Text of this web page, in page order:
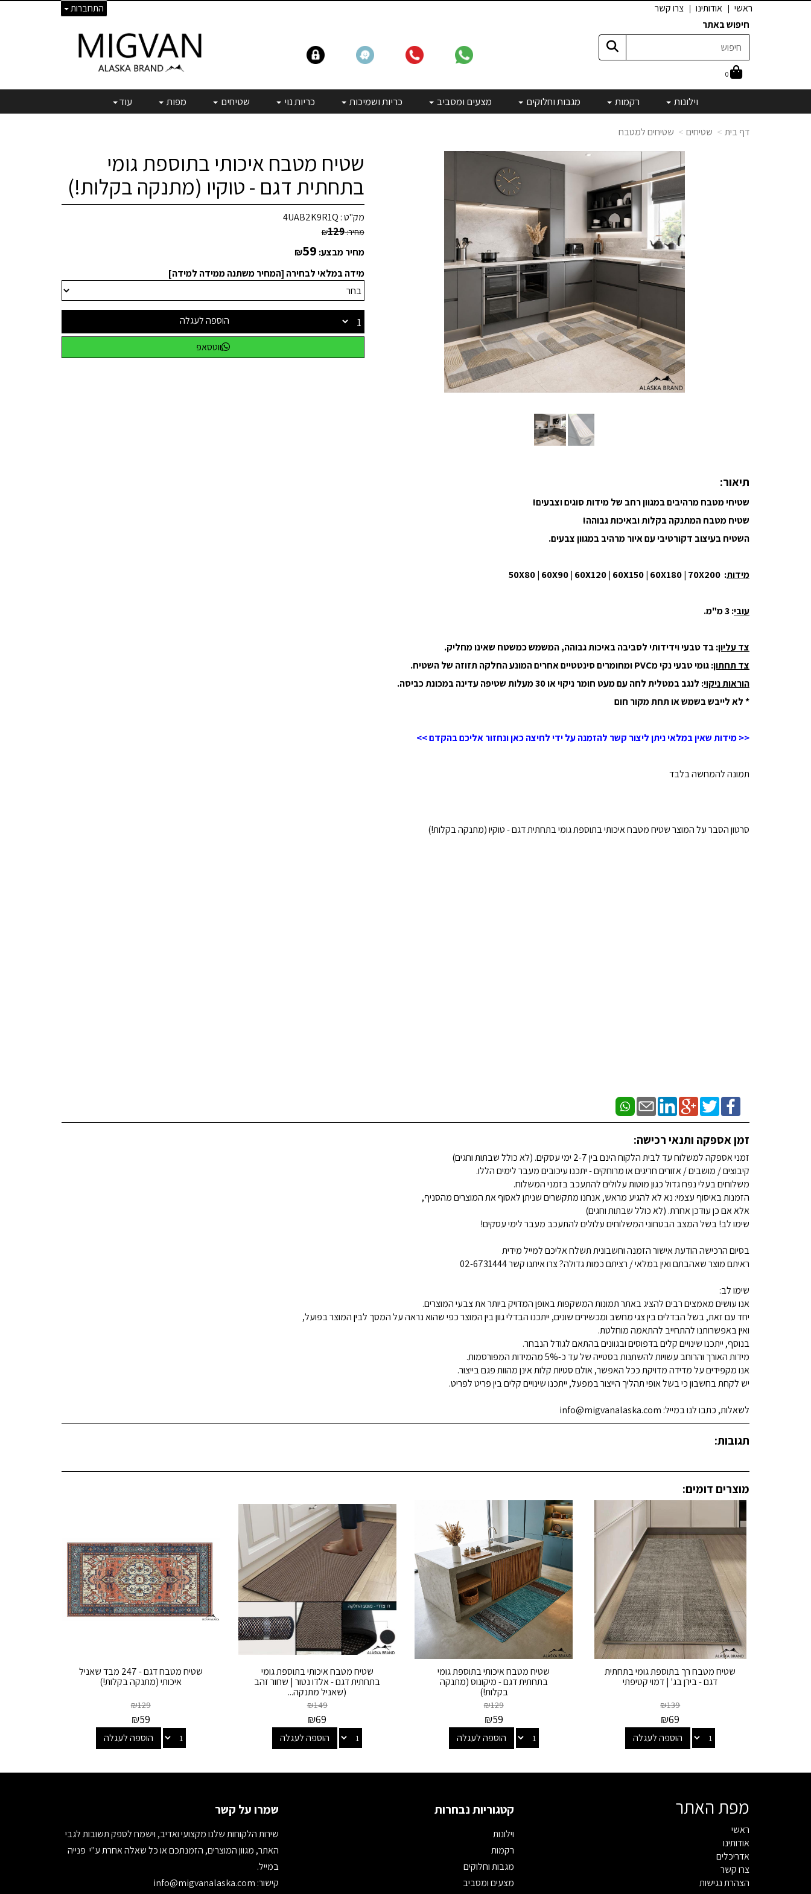
התחברות ראשי אודותינו
צרו קשר
חיפוש באתר
0
וילונות רקמות מגבות וחלוקים מצעים ומסביב כריות ושמיכות כריות נוי שטיחים מפות עוד
דף בית שטיחים שטיחים למטבח
שטיח מטבח איכותי בתוספת גומי
בתחתית דגם - טוקיו (מתנקה בקלות!)
מק"ט : 4UAB2K9R1Q
מחיר: ₪129
מחיר מבצע: ₪59
מידה במלאי לבחירה [המחיר משתנה ממידה למידה]
הוספה לעגלה
ווטסאפ
תיאור:
שטיחי מטבח מרהיבים במגוון רחב של מידות סוגים וצבעים!
שטיח מטבח המתנקה בקלות ובאיכות גבוהה!
השטיח בעיצוב דקורטיבי עם איור מרהיב במגוון צבעים.
מידות: 50X80 | 60X90 | 60X120 | 60X150 | 60X180 | 70X200
עובי: 3 מ"מ.
צד עליון: בד טבעי וידידותי לסביבה באיכות גבוהה, המשמש כמשטח שאינו מחליק.
צד תחתון: גומי טבעי נקי מPVC ומחומרים סינטטיים אחרים המונע החלקה תזוזה של השטיח.
הוראות ניקוי: לנגב במטלית לחה עם מעט חומר ניקוי או 30 מעלות שטיפה עדינה במכונת כביסה.
* לא לייבש בשמש או תחת מקור חום
<< מידות שאין במלאי ניתן ליצור קשר להזמנה על ידי לחיצה כאן ונחזור אליכם בהקדם >>
תמונה להמחשה בלבד
סרטון הסבר על המוצר שטיח מטבח איכותי בתוספת גומי בתחתית דגם - טוקיו (מתנקה בקלות!)
זמן אספקה ותנאי רכישה:
זמני אספקה למשלוח עד לבית הלקוח הינם בין 2-7 ימי עסקים. (לא כולל שבתות וחגים)
קיבוצים / מושבים / אזורים חריגים או מרוחקים - יתכנו עיכובים מעבר לימים הללו.
משלוחים בעלי נפח גדול כגון מוטות עלולים להתעכב בזמני המשלוח.
הזמנות באיסוף עצמי: נא לא להגיע מראש, אנחנו מתקשרים שניתן לאסוף את המוצרים מהסניף,
אלא אם כן עודכן אחרת. (לא כולל שבתות וחגים)
שימו לב! בשל המצב הבטחוני המשלוחים עלולים להתעכב מעבר לימי עסקים!
בסיום הרכישה הודעת אישור הזמנה וחשבונית תשלח אליכם למייל מידית
ראיתם מוצר שאהבתם ואין במלאי / רציתם כמות גדולה? צרו איתנו קשר 02-6731444
שימו לב:
אנו עושים מאמצים רבים להציג באתר תמונות המשקפות באופן המדויק ביותר את צבעי המוצרים.
יחד עם זאת, בשל הבדלים בין צגי מחשב ומכשירים שונים, ייתכנו הבדלי גוון בין המוצר כפי שהוא נראה על המסך לבין המוצר בפועל,
ואין באפשרותנו להתחייב להתאמה מוחלטת.
בנוסף, ייתכנו שינויים קלים בדפוסים ובגוונים בהתאם לגודל הנבחר.
מידות האורך והרוחב עשויות להשתנות בסטייה של עד כ-5% מהמידות המפורסמות.
אנו מקפידים על מדידה מדויקת ככל האפשר, אולם סטיות קלות אינן מהוות פגם בייצור.
יש לקחת בחשבון כי בשל אופי תהליך הייצור במפעל, ייתכנו שינויים קלים בין פריט לפריט.
לשאלות, כתבו לנו במייל: info@migvanalaska.com
תגובות:
מוצרים דומים:
שטיח מטבח רך בתוספת גומי בתחתית
דגם - בירן בג' | דמוי קטיפתי
₪139
₪69
הוספה לעגלה
שטיח מטבח איכותי בתוספת גומי
בתחתית דגם - מיקונוס (מתנקה
בקלות!)
₪129
₪59
הוספה לעגלה
שטיח מטבח איכותי בתוספת גומי
בתחתית דגם - אלדו נטור | שחור זהב
(שאניל מתנקה...
₪149
₪69
הוספה לעגלה
שטיח מטבח דגם - 247 מבד שאניל
איכותי (מתנקה בקלות!)
₪129
₪59
הוספה לעגלה
מפת האתר
ראשי
אודותינו
אדריכלים
צרו קשר
הצהרת נגישות
קטגוריות נבחרות
וילונות
רקמות
מגבות וחלוקים
מצעים ומסביב
שמרו על קשר
שירות הלקוחות שלנו מקצועי ואדיב, וישמח לספק תשובות לגבי
האתר, מגוון המוצרים, הזמנתכם או כל שאלה אחרת ע"י פנייה
במייל.
קישור: